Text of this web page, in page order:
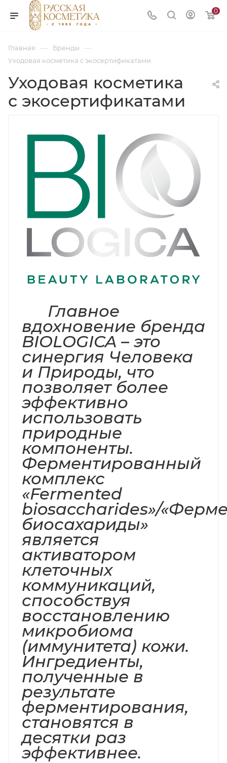
0
Главная — Бренды —
Уходовая косметика с экосертификатами
Уходовая косметика
с экосертификатами
Главное
вдохновение бренда
BIOLOGICA – это
синергия Человека
и Природы, что
позволяет более
эффективно
использовать
природные
компоненты.
Ферментированный
комплекс
«Fermented
biosaccharides»/
биосахариды»
является
активатором
клеточных
коммуникаций,
способствуя
восстановлению
микробиома
(иммунитета) кожи.
Ингредиенты,
полученные в
результате
ферментирования,
становятся в
десятки раз
эффективнее.